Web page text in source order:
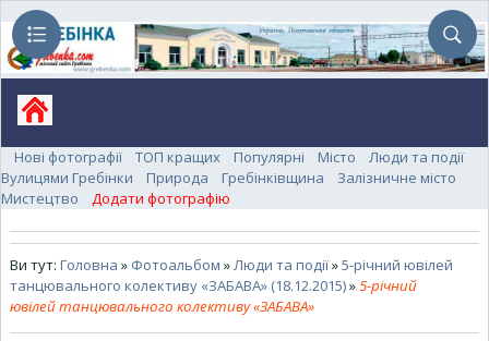
Нові фотографії ТОП кращих Популярні Місто
Люди та події
Вулицями Гребінки
Природа Гребінківщина
Залізничне місто
Мистецтво
Додати фотографію
Ви тут: Головна » Фотоальбом » Люди та події»5-річний ювілей
танцювального колективу «ЗАБАВА» (18.12.2015)»5-річний
ювілей танцювального колективу «ЗАБАВА»